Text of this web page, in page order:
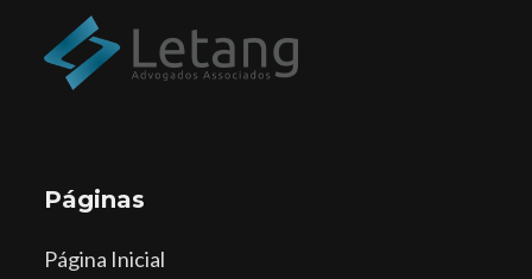
Páginas
Página Inicial